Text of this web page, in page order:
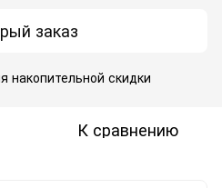
заказ
накопительной скидки
К сравнению